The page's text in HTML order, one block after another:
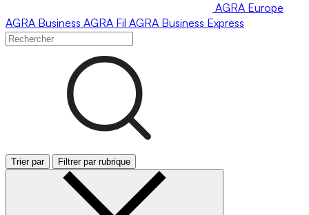
AGRA Europe
AGRA Business AGRA Fil AGRA Business Express
Trier par Filtrer par rubrique